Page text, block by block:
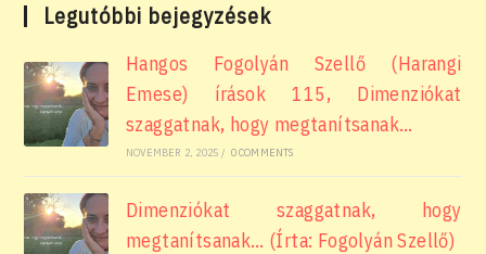
Legutóbbi bejegyzések
Hangos Fogolyán Szellő (Harangi
Emese) írások 115, Dimenziókat
szaggatnak, hogy megtanítsanak…
NOVEMBER 2, 2025 / 0 COMMENTS
Dimenziókat szaggatnak, hogy
megtanítsanak… (Írta: Fogolyán Szellő)